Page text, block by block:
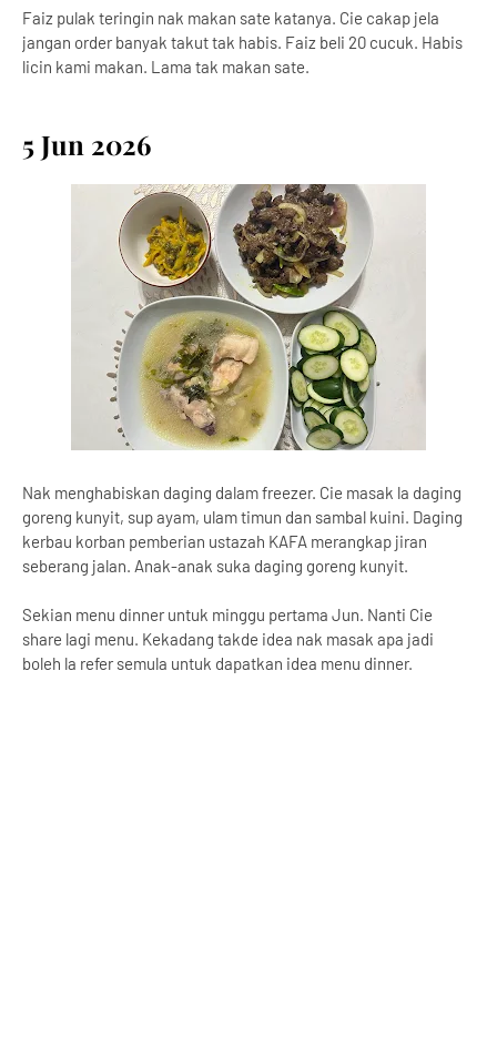
Faiz pulak teringin nak makan sate katanya. Cie cakap jela
jangan order banyak takut tak habis. Faiz beli 20 cucuk. Habis
licin kami makan. Lama tak makan sate.
5 Jun 2026
Nak menghabiskan daging dalam freezer. Cie masak la daging
goreng kunyit, sup ayam, ulam timun dan sambal kuini. Daging
kerbau korban pemberian ustazah KAFA merangkap jiran
seberang jalan. Anak-anak suka daging goreng kunyit.
Sekian menu dinner untuk minggu pertama Jun. Nanti Cie
share lagi menu. Kekadang takde idea nak masak apa jadi
boleh la refer semula untuk dapatkan idea menu dinner.